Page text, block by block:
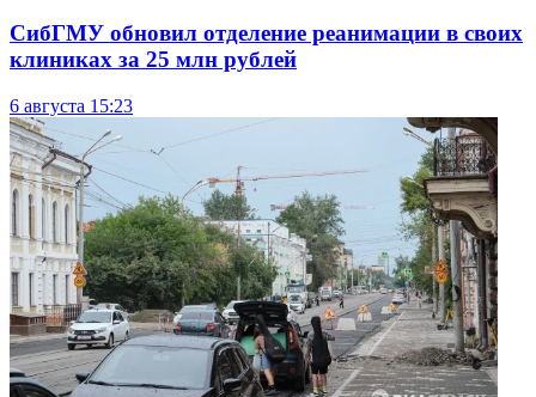
СибГМУ обновил отделение реанимации в своих
клиниках за 25 млн рублей
6 августа 15:23